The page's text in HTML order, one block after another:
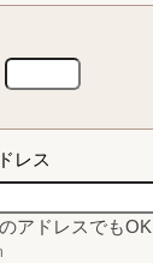
レス
アドレスでもOK